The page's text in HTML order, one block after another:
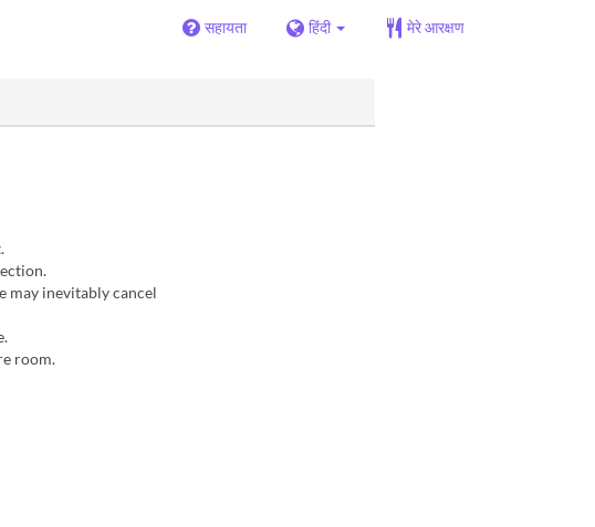
सहायता हिंदी मेरे आरक्षण
may inevitably cancel
room.